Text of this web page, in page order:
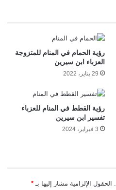
رؤية الحمام في المنام للمتزوجة
العزباء ابن سيرين
29 يناير، 2022
رؤية القطط في المنام للعزباء
تفسير ابن سيرين
3 فبراير، 2024
الحقول الإلزامية مشار إليها بـ *